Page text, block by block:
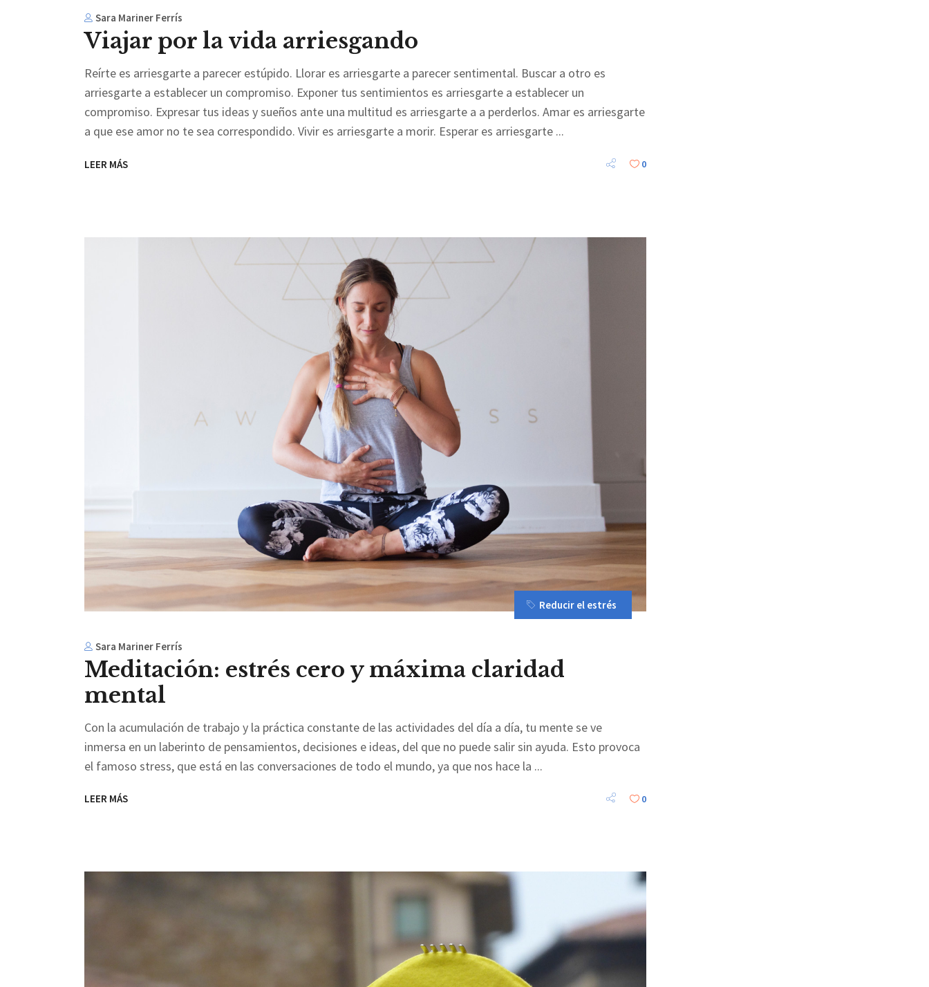
Sara Mariner Ferrís
Viajar por la vida arriesgando
Reírte es arriesgarte a parecer estúpido. Llorar es arriesgarte a parecer sentimental. Buscar a otro es
arriesgarte a establecer un compromiso. Exponer tus sentimientos es arriesgarte a establecer un
compromiso. Expresar tus ideas y sueños ante una multitud es arriesgarte a a perderlos. Amar es arriesgarte
a que ese amor no te sea correspondido. Vivir es arriesgarte a morir. Esperar es arriesgarte
LEER MÁS 0
Reducir el estrés
Sara Mariner Ferrís
Meditación: estrés cero y máxima claridad
mental
Con la acumulación de trabajo y la práctica constante de las actividades del día a día, tu mente se ve
inmersa en un laberinto de pensamientos, decisiones e ideas, del que no puede salir sin ayuda. Esto provoca
el famoso stress, que está en las conversaciones de todo el mundo, ya que nos hace la
LEER MÁS 0